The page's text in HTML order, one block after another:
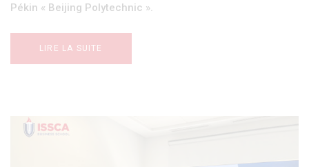
Pékin « Beijing Polytechnic ».
LIRE LA SUITE